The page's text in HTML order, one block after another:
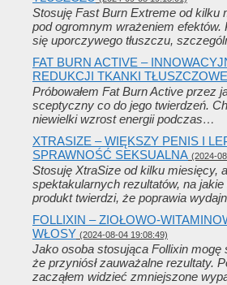
Stosuję Fast Burn Extreme od kilku
pod ogromnym wrażeniem efektów.
się uporczywego tłuszczu,
FAT BURN ACTIVE –
REDUKCJI TKANKI
Próbowałem Fat Burn Active przez
sceptyczny co do jego twierdzeń.
niewielki wzrost energii podczas…
XTRASIZE – WIĘKSZY PENIS I
SPRAWNOŚĆ SEKSUALNA (2024-
Stosuję XtraSize od kilku miesięcy,
spektakularnych rezultatów, na jakie
produkt twierdzi, że poprawia
FOLLIXIN – ZIOŁOWO-
WŁOSY (2024-08-04 19:08:49)
Jako osoba stosująca Follixin mogę
że przyniósł zauważalne rezultaty.
zacząłem widzieć zmniejszone